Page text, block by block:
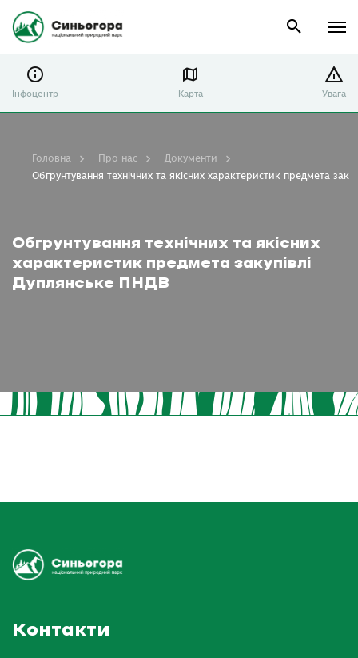
Інфоцентр Карта Увага
Обгрунтування технічних та якісних
характеристик предмета закупівлі
Дуплянське ПНДВ
Головна Про нас
Документи
Обгрунтування технічних та якісних характеристик предмета
Контакти